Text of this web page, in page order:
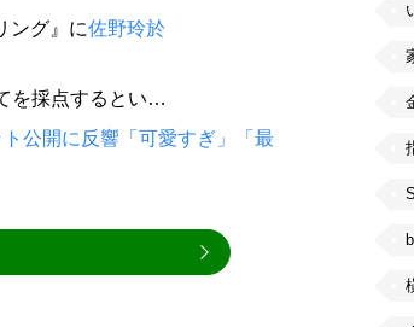
ング』に佐野玲於
を採点するとい…
公開に反響「可愛すぎ」「最